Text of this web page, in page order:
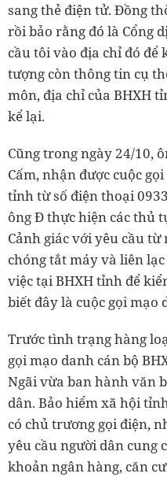
sang thẻ điện tử. Đồng
rồi bảo rằng đó là Cổng
cầu tôi vào địa chỉ đó để
tượng còn thông tin cụ
môn, địa chỉ của BHXH
kể lại.
Cũng trong ngày 24/10,
Cấm, nhận được cuộc
tỉnh từ số điện thoại
ông Đ thực hiện các thủ
Cảnh giác với yêu cầu
chóng tắt máy và liên
việc tại BHXH tỉnh để
biết đây là cuộc gọi mạo
Trước tình trạng hàng
gọi mạo danh cán bộ
Ngãi vừa ban hành văn
dân. Bảo hiểm xã hội
có chủ trương gọi điện,
yêu cầu người dân cung
khoản ngân hàng, căn